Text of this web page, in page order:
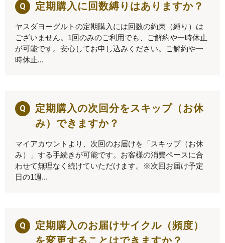
定期購入に回数縛りはありますか？
ヤスダヨーグルトの定期購入には回数の約束（縛り）は
ございません。1回のみのご利用でも、ご解約や一時休止
が可能です。安心してお申し込みください。ご解約や一
時休止...
定期購入の次回分をスキップ（お休
み）できますか？
マイアカウントより、次回のお届けを「スキップ（お休
み）」する手続きが可能です。お客様の消費ペースに合
わせて無理なく続けていただけます。※次回お届け予定
日の1週...
定期購入のお届けサイクル（頻度）
を変更することはできますか？